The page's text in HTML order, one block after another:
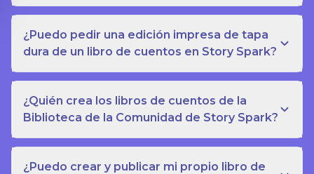
¿Puedo pedir una edición impresa de tapa
dura de un libro de cuentos en Story Spark?
¿Quién crea los libros de cuentos de la
Biblioteca de la Comunidad de Story Spark?
¿Puedo crear y publicar mi propio libro de